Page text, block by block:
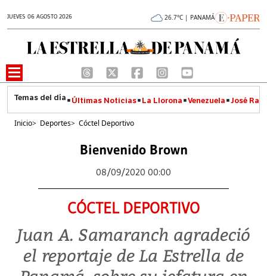
JUEVES 06 AGOSTO 2026 26.7°C | PANAMÁ
Últimas Noticias La Llorona Venezuela José
Inicio> Deportes> Cóctel Deportivo
Bienvenido Brown
08/09/2020 00:00
CÓCTEL DEPORTIVO
Juan A. Samaranch agradeció
el reportaje de La Estrella de